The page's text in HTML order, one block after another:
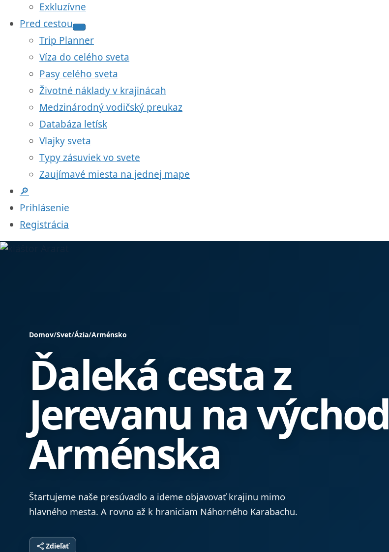
Exkluzívne
Pred cestou
Trip Planner
Víza do celého sveta
Pasy celého sveta
Životné náklady v krajinácah
Medzinárodný vodičský preukaz
Databáza letísk
Vlajky sveta
Typy zásuviek vo svete
Zaujímavé miesta na jednej mape
🔎
Prihlásenie
Registrácia
Domov/Svet/Ázia/Arménsko
Ďaleká cesta z
Jerevanu na východ
Arménska
Štartujeme naše presúvadlo a ideme objavovať krajinu mimo
hlavného mesta. A rovno až k hraniciam Náhorného Karabachu.
share Zdieľať